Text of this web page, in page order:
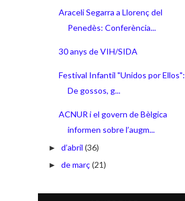
Araceli Segarra a Llorenç del
Penedès: Conferència...
30 anys de VIH/SIDA
Festival Infantil "Unidos por Ellos":
De gossos, g...
ACNUR i el govern de Bèlgica
informen sobre l’augm...
► d’abril (36)
► de març(21)